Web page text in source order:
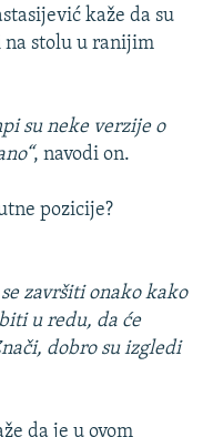
kaže da su
stolu u ranijim
su neke verzije o
, navodi on.
pozicije?
završiti onako kako
u redu, da će
dobro su izgledi
da je u ovom